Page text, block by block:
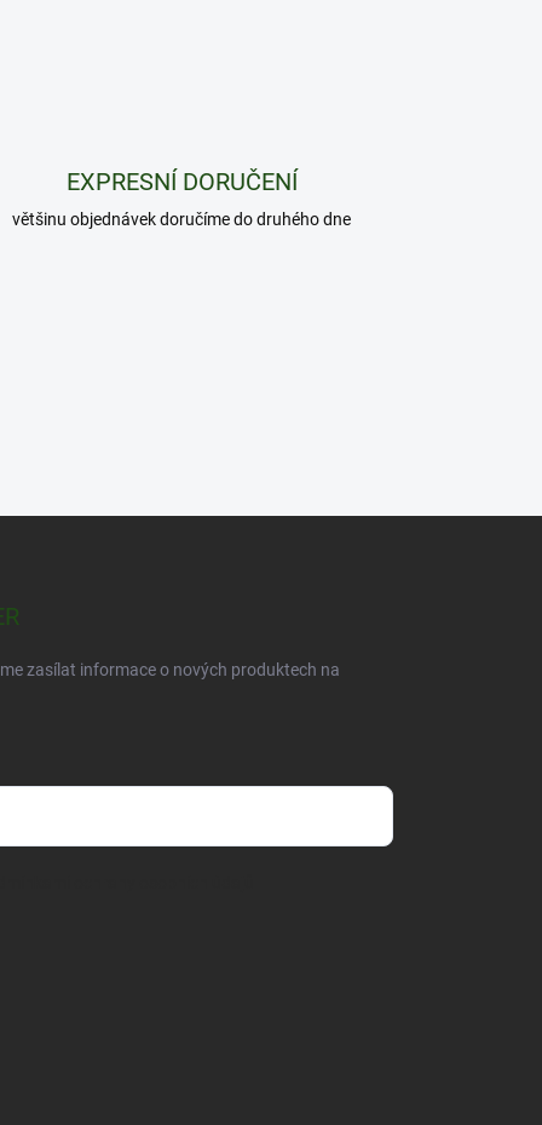
EXPRESNÍ DORUČENÍ
většinu objednávek doručíme do druhého dne
zasílat informace o nových produktech na